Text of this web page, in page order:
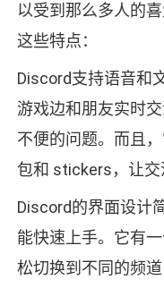
以受到那么多人的
这些特点：
Discord支持语音和
游戏边和朋友实时
不便的问题。而且
包和 stickers，让交
Discord的界面设计
能快速上手。它有
松切换到不同的频